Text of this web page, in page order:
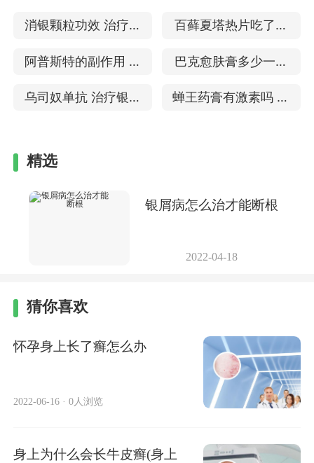
消银颗粒功效 治疗银
屑病见效快吗
百藓夏塔热片吃了一
年 治疗银屑病的效果
阿普斯特的副作用 能
治银屑病吗
巴克愈肤膏多少一盒
治疗牛皮癣效果如何
乌司奴单抗 治疗银屑
蝉王药膏有激素吗 治
精选
银屑病怎么治才能断根
2022-04-18
猜你喜欢
怀孕身上长了癣怎么办
2022-06-16 · 0人浏览
身上为什么会长牛皮癣(身上